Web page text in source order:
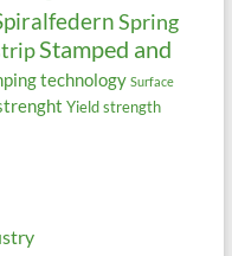
Spring
Stamped and
technology Surface
Yield strength